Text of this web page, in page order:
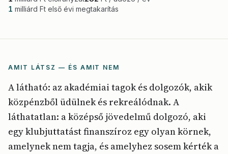
1 milliárd Ft első évi megtakarítás
AMIT LÁTSZ — ÉS AMIT NEM
A látható: az akadémiai tagok és dolgozók, akik
közpénzből üdülnek és rekreálódnak. A
láthatatlan: a középső jövedelmű dolgozó, aki
egy klubjuttatást finanszíroz egy olyan körnek,
amelynek nem tagja, és amelyhez sosem kérték a